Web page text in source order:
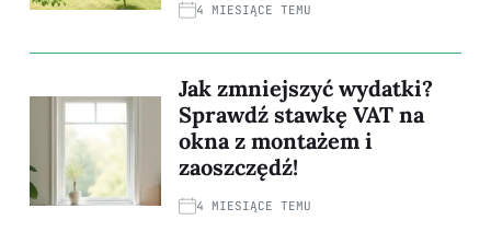
4 MIESIĄCE TEMU
Jak zmniejszyć wydatki?
Sprawdź stawkę VAT na
okna z montażem i
zaoszczędź!
4 MIESIĄCE TEMU